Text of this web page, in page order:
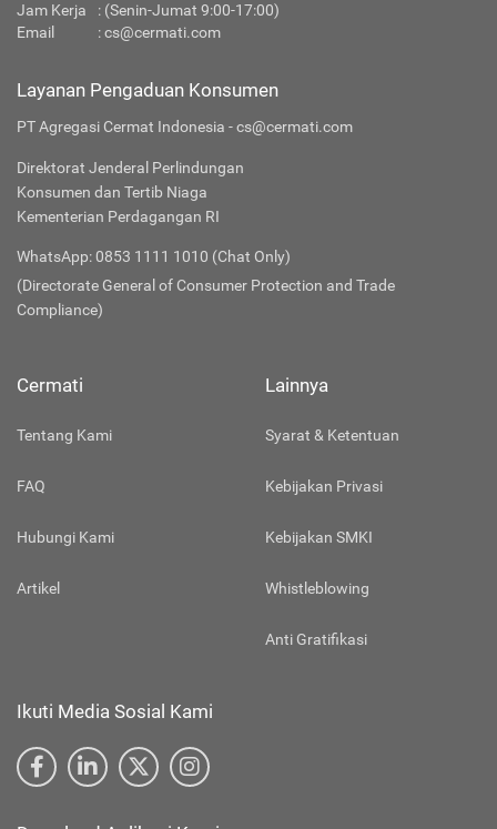
Jam Kerja
: (Senin-Jumat 9:00-17:00)
Email
:cs@cermati.com
Layanan Pengaduan Konsumen
PT Agregasi Cermat Indonesia - cs@cermati.com
Direktorat Jenderal Perlindungan
Konsumen dan Tertib Niaga
Kementerian Perdagangan RI
WhatsApp: 0853 1111 1010 (Chat Only)
(Directorate General of Consumer Protection and Trade
Compliance)
Cermati
Tentang Kami
FAQ
Hubungi Kami
Artikel
Lainnya
Syarat & Ketentuan
Kebijakan Privasi
Kebijakan SMKI
Whistleblowing
Anti Gratifikasi
Ikuti Media Sosial Kami